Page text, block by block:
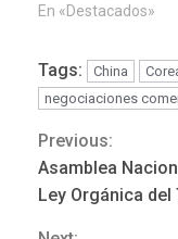
En «Destacados»
Tags: China
negociaciones
Continue
Reading
Previous:
Asamblea
Ley Orgánica del